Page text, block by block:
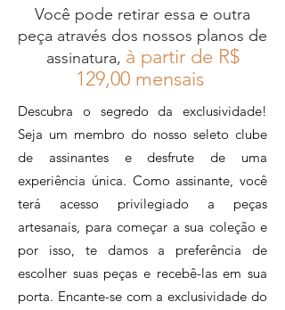
qualidade é excepcional,
garantindo durabilidade e
resistência.
pelas flores a levou a criar
lindos objetos de decoração,
de maneira completamente
resíduos de tecido e filtros de
na arte de transformar o que
seria descartado em peças
encantadoras e funcionais.
Você pode retirar essa e outra
peça através dos nossos planos de
assinatura, à partir de R$
129,00 mensais
Descubra o segredo da exclusividade!
Seja um membro do nosso seleto clube
de assinantes e desfrute de uma
experiência única. Como assinante, você
terá acesso privilegiado a peças
artesanais, para começar a sua coleção e
por isso, te damos a preferência de
escolher suas peças e recebê-las em sua
porta. Encante-se com a exclusividade do